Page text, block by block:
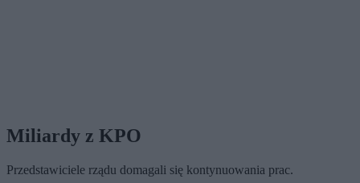
Miliardy z KPO
Przedstawiciele rządu domagali się kontynuowania prac.